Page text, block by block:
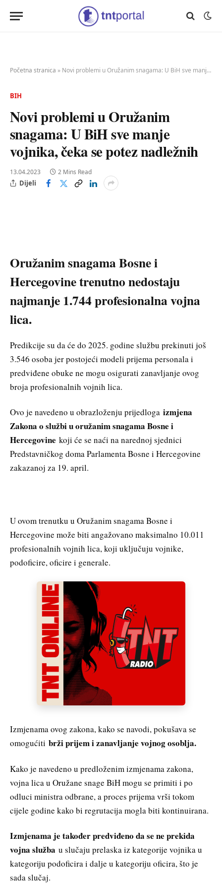
Početna stranica » Novi problemi u Oružanim snagama: U BiH sve manje vojnika, čeka se potez nadležnih
BIH
Novi problemi u Oružanim
snagama: U BiH sve manje
vojnika, čeka se potez nadležnih
13.04.2023 2 Mins Read
Dijeli
Oružanim snagama Bosne i
Hercegovine trenutno nedostaju
najmanje 1.744 profesionalna vojna
lica.
Predikcije su da će do 2025. godine službu prekinuti još
3.546 osoba jer postojeći modeli prijema personala i
predviđene obuke ne mogu osigurati zanavljanje ovog
broja profesionalnih vojnih lica.
Ovo je navedeno u obrazloženju prijedloga izmjena
Zakona o službi u oružanim snagama Bosne i
Hercegovine koji će se naći na narednoj sjednici
Predstavničkog doma Parlamenta Bosne i Hercegovine
zakazanoj za 19. april.
U ovom trenutku u Oružanim snagama Bosne i
Hercegovine može biti angažovano maksimalno 10.011
profesionalnih vojnih lica, koji uključuju vojnike,
podoficire, oficire i generale.
Izmjenama ovog zakona, kako se navodi, pokušava se
omogućiti brži prijem i zanavljanje vojnog osoblja.
Kako je navedeno u predloženim izmjenama zakona,
vojna lica u Oružane snage BiH mogu se primiti i po
odluci ministra odbrane, a proces prijema vrši tokom
cijele godine kako bi regrutacija mogla biti kontinuirana.
Izmjenama je također predviđeno da se ne prekida
vojna služba u slučaju prelaska iz kategorije vojnika u
kategoriju podoficira i dalje u kategoriju oficira, što je
sada slučaj.